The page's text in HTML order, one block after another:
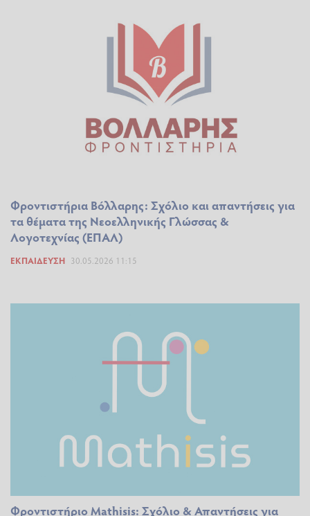
Φροντιστήρια Βόλλαρης: Σχόλιο και απαντήσεις για
τα θέματα της Νεοελληνικής Γλώσσας &
Λογοτεχνίας (ΕΠΑΛ)
ΕΚΠΑΊΔΕΥΣΗ 30.05.2026 11:15
Φροντιστήριο Mathisis: Σχόλιο & Απαντήσεις για